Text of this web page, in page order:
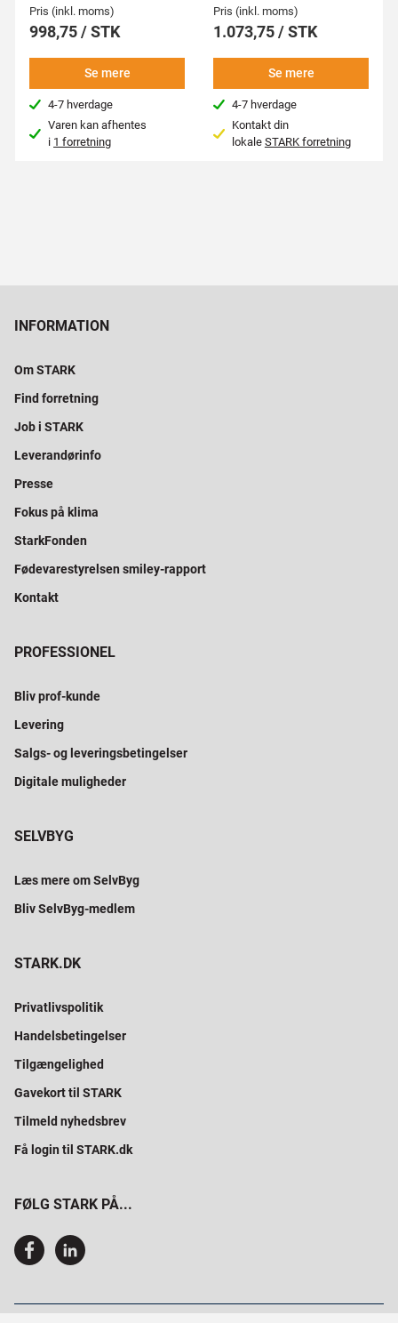
Pris (inkl. moms)
998,75 / STK
Se mere
4-7 hverdage
Varen kan afhentes
i 1 forretning
Pris (inkl. moms)
1.073,75 / STK
Se mere
4-7 hverdage
Kontakt din
lokale STARK forretning
INFORMATION
Om STARK
Find forretning
Job i STARK
Leverandørinfo
Presse
Fokus på klima
StarkFonden
Fødevarestyrelsen smiley-rapport
Kontakt
PROFESSIONEL
Bliv prof-kunde
Levering
Salgs- og leveringsbetingelser
Digitale muligheder
SELVBYG
Læs mere om SelvByg
Bliv SelvByg-medlem
STARK.DK
Privatlivspolitik
Handelsbetingelser
Tilgængelighed
Gavekort til STARK
Tilmeld nyhedsbrev
Få login til STARK.dk
FØLG STARK PÅ...